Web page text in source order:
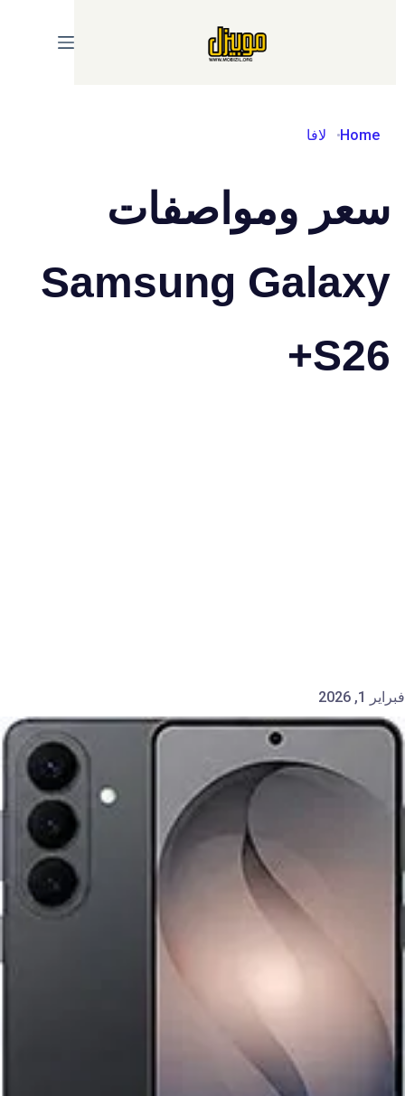
Home لافا
سعر ومواصفات
Samsung Galaxy
S26+
فبراير 1, 2026